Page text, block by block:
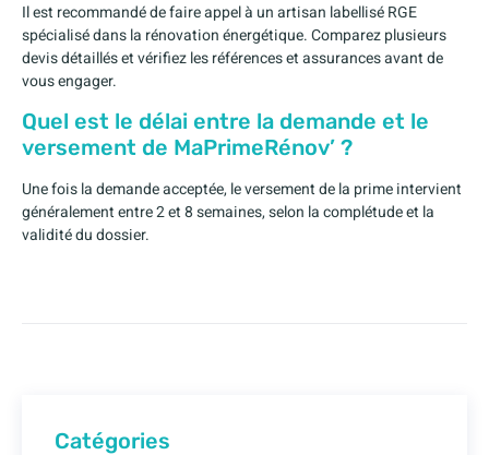
Il est recommandé de faire appel à un artisan labellisé RGE
spécialisé dans la rénovation énergétique. Comparez plusieurs
devis détaillés et vérifiez les références et assurances avant de
vous engager.
Quel est le délai entre la demande et le
versement de MaPrimeRénov’ ?
Une fois la demande acceptée, le versement de la prime intervient
généralement entre 2 et 8 semaines, selon la complétude et la
validité du dossier.
Catégories